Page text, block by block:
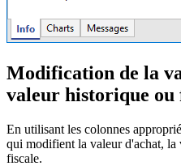
Modification de la
valeur historique ou
En utilisant les colonnes
qui modifient la valeur d'achat,
fiscale.